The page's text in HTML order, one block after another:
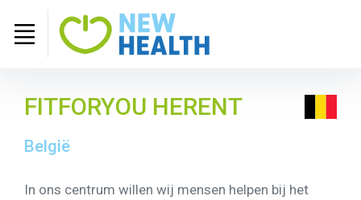
FITFORYOU HERENT
België
In ons centrum willen wij mensen helpen bij het